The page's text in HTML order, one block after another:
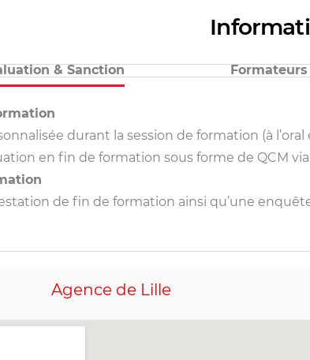
& Sanction Formateurs
durant la session de formation (à
en fin de formation sous forme de QCM
de fin de formation ainsi qu’une
Agence de Lille